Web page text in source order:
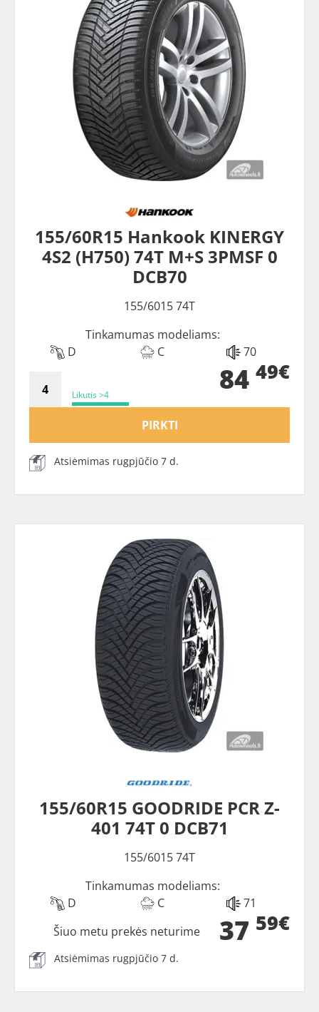
155/60R15 Hankook KINERGY
4S2 (H750) 74T M+S 3PMSF 0
DCB70
155/6015 74T
Tinkamumas modeliams:
D
C 70
Likutis >4 84 49€
PIRKTI
Atsiėmimas rugpjūčio 7 d.
155/60R15 GOODRIDE PCR Z-
401 74T 0 DCB71
155/6015 74T
Tinkamumas modeliams:
D
C 71
37 59€
Šiuo metu prekės neturime
Atsiėmimas rugpjūčio 7 d.